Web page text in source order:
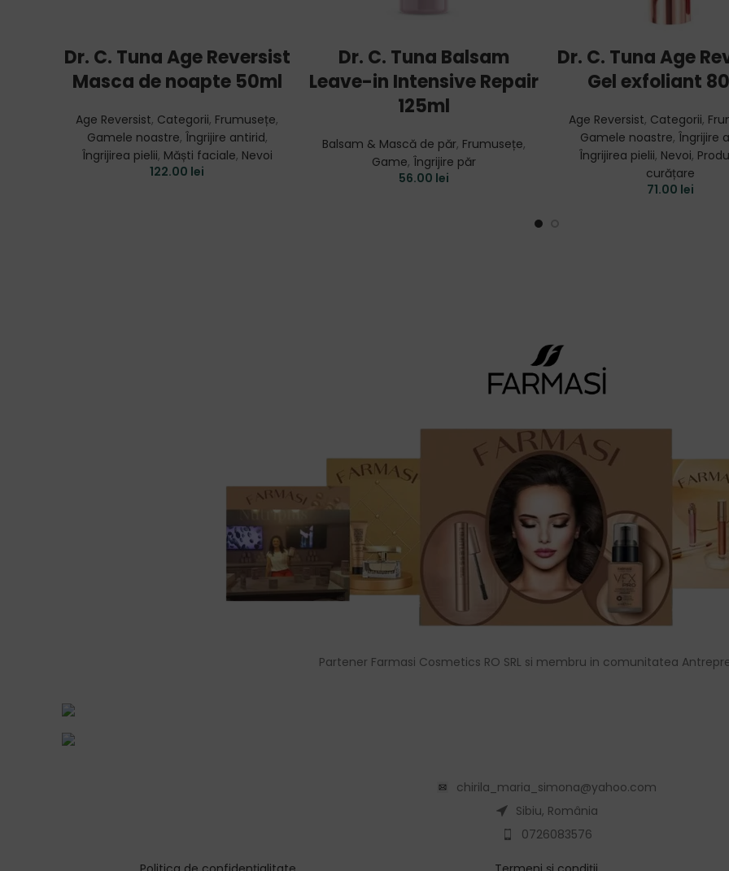
Dr. C. Tuna Age Reversist
Masca de noapte 50ml
Age Reversist, Categorii, Frumusețe,
Gamele noastre, Îngrijire antirid,
Îngrijirea pielii, Măști faciale, Nevoi
122.00 lei
Dr. C. Tuna Balsam
Leave-in Intensive Repair
125ml
Balsam & Mască de păr, Frumusețe,
Game, Îngrijire păr
56.00 lei
Dr. C. Tuna Age
Gel exfoliant
Age Reversist, Categorii,
Gamele noastre, Îngrijire
Îngrijirea pielii, Nevoi,
curățare
71.00 lei
Partener Farmasi Cosmetics RO SRL si membru in comunitatea
chirila_maria_simona@yahoo.com
Sibiu, România
0726083576